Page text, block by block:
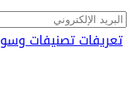
تعريفاتتصنيفات